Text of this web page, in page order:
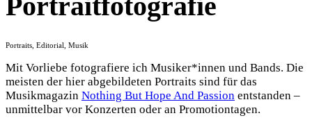
Portraits, Editorial, Musik
Mit Vorliebe fotografiere ich Musiker*innen und Bands. Die
meisten der hier abgebildeten Portraits sind für das
Musikmagazin Nothing But Hope And Passion entstanden –
unmittelbar vor Konzerten oder an Promotiontagen.